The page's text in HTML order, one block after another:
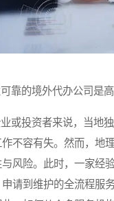
的境外代办公司是高
投资者来说，当地独
不容有失。然而，地
风险。此时，一家经
请到维护的全流程服